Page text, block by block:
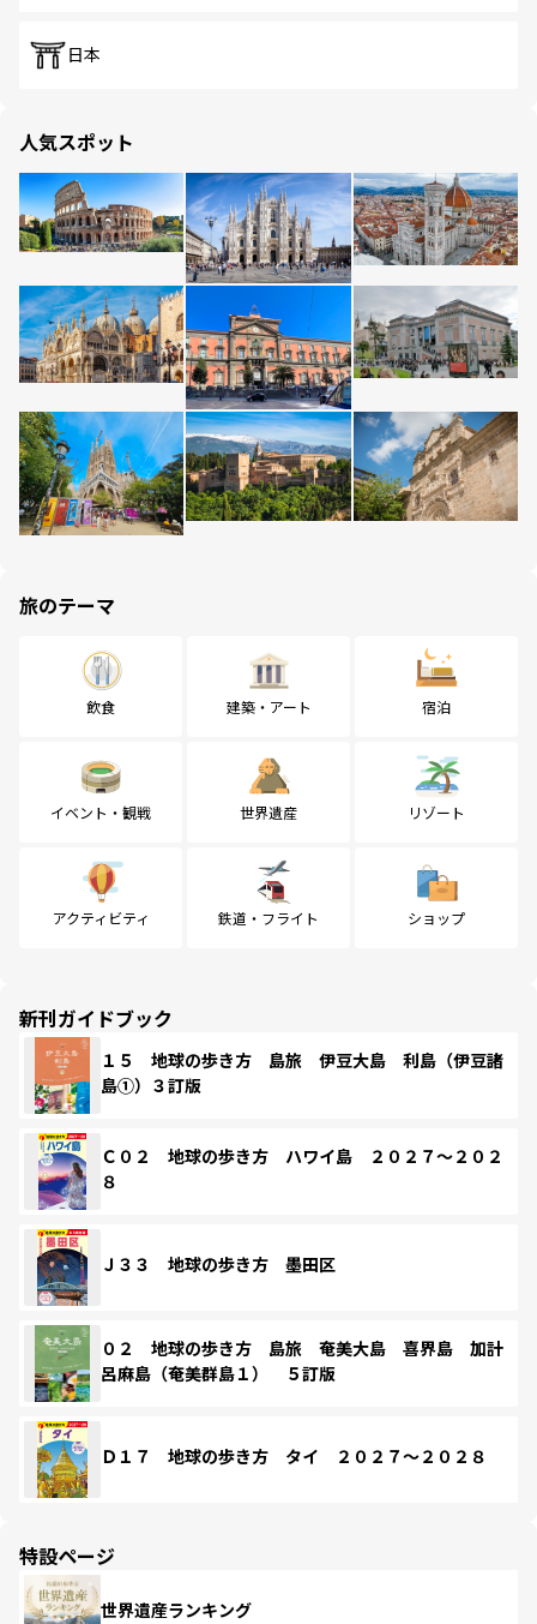
日本
人気スポット
旅のテーマ
飲食 建築・アート 宿泊
イベント・観戦 世界遺産 リゾート
アクティビティ 鉄道・フライト ショップ
新刊ガイドブック
１５ 地球の歩き方 島旅 伊豆大島 利島（伊豆諸
島①）３訂版
Ｃ０２ 地球の歩き方 ハワイ島 ２０２７～２０２
８
Ｊ３３ 地球の歩き方 墨田区
０２ 地球の歩き方 島旅 奄美大島 喜界島 加計
呂麻島（奄美群島１） ５訂版
Ｄ１７ 地球の歩き方 タイ ２０２７～２０２８
特設ページ
世界遺産ランキング